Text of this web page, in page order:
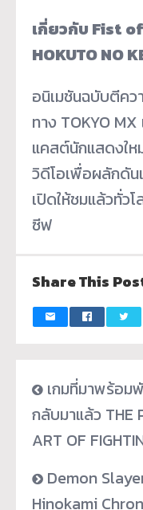
เกี่ยวกับ Fist
HOKUTO NO
อนิเมชันฉบับตีคว
ทาง TOKYO MX
แคสต์นักแสดงให
วิดีโอเพื่อผลักดั
เปิดให้ชมแล้วทั่ว
ซีฟ
Share This
เกมที่มาพร้อ
กลับมาแล้ว THE
ART OF
Demon
Hinokami